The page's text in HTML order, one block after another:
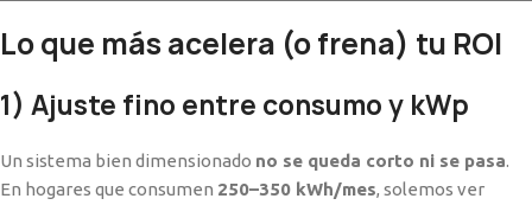
Lo que más acelera (o frena) tu ROI
1) Ajuste fino entre consumo y kWp
Un sistema bien dimensionado no se queda corto ni se pasa.
En hogares que consumen 250–350 kWh/mes, solemos ver